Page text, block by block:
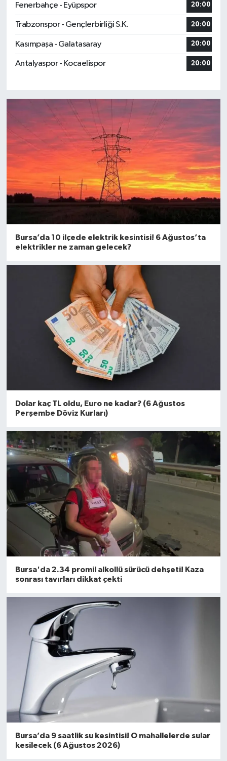
Fenerbahçe - Eyüpspor 20:00
Trabzonspor - Gençlerbirliği S.K. 20:00
Kasımpaşa - Galatasaray 20:00
Antalyaspor - Kocaelispor 20:00
Bursa’da 10 ilçede elektrik kesintisi! 6 Ağustos’ta
elektrikler ne zaman gelecek?
Dolar kaç TL oldu, Euro ne kadar? (6 Ağustos
Perşembe Döviz Kurları)
Bursa'da 2.34 promil alkollü sürücü dehşeti! Kaza
sonrası tavırları dikkat çekti
Bursa’da 9 saatlik su kesintisi! O mahallelerde sular
kesilecek (6 Ağustos 2026)